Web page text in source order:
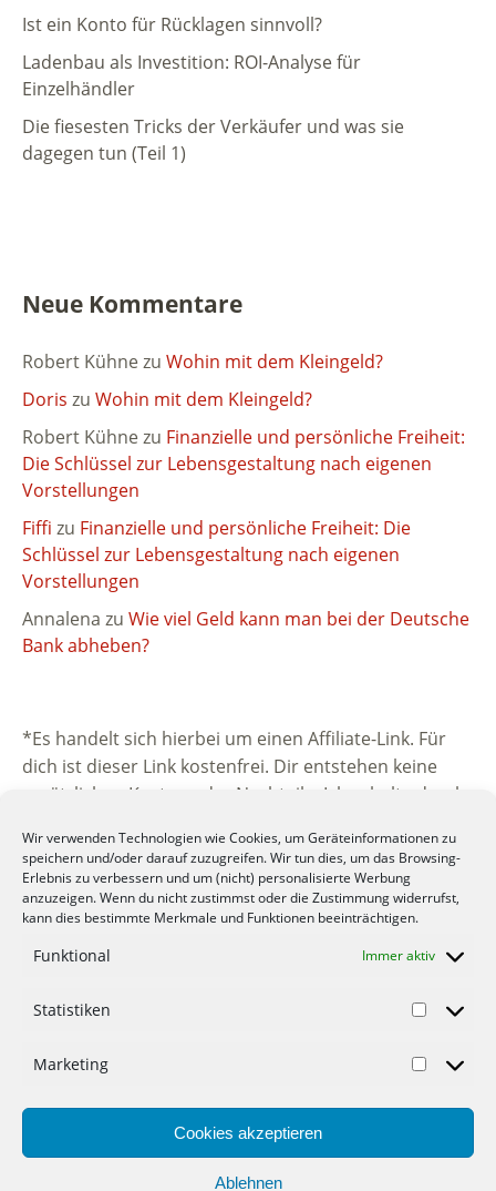
Wir verwenden Technologien wie Cookies, um Geräteinformationen zu
speichern und/oder darauf zuzugreifen. Wir tun dies, um das Browsing-
Erlebnis zu verbessern und um (nicht) personalisierte Werbung
anzuzeigen. Wenn du nicht zustimmst oder die Zustimmung widerrufst,
kann dies bestimmte Merkmale und Funktionen beeinträchtigen.
Funktional Immer aktiv
Statistiken
Marketing
Cookies akzeptieren
Ablehnen
Ist ein Konto für Rücklagen sinnvoll?
Ladenbau als Investition: ROI-Analyse für
Einzelhändler
Die fiesesten Tricks der Verkäufer und was sie
dagegen tun (Teil 1)
Neue Kommentare
Robert Kühnezu Wohin mit dem Kleingeld?
Doris zu Wohin mit dem Kleingeld?
Robert Kühnezu Finanzielle und persönliche Freiheit:
Die Schlüssel zur Lebensgestaltung nach eigenen
Vorstellungen
Fiffi zu Finanzielle und persönliche Freiheit: Die
Schlüssel zur Lebensgestaltung nach eigenen
Vorstellungen
Annalena zu Wie viel Geld kann man bei der Deutsche
Bank abheben?
*Es handelt sich hierbei um einen Affiliate-Link. Für
dich ist dieser Link kostenfrei. Dir entstehen keine
zusätzlichen Kosten oder Nachteile. Ich erhalte durch
beworbenen Unternehmen. Vielen Dank für deine
Unterstützung.
© 2012-2022 Mein-Geld-Blog.de der Geld Blog.
Werbung